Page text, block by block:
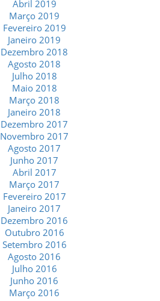
Abril 2019
Março 2019
Fevereiro 2019
Janeiro 2019
Dezembro 2018
Agosto 2018
Julho 2018
Maio 2018
Março 2018
Janeiro 2018
Dezembro 2017
Novembro 2017
Agosto 2017
Junho 2017
Abril 2017
Março 2017
Fevereiro 2017
Janeiro 2017
Dezembro 2016
Outubro 2016
Setembro 2016
Agosto 2016
Julho 2016
Junho 2016
Março 2016